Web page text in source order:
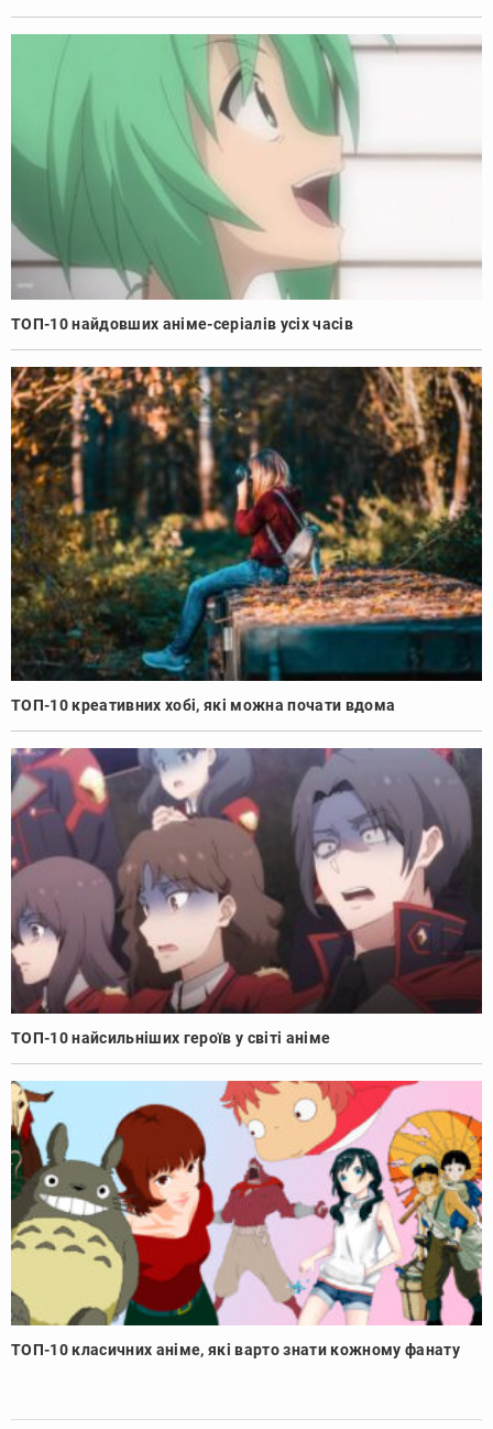
ТОП-10 найдовших аніме-серіалів усіх часів
ТОП-10 креативних хобі, які можна почати вдома
ТОП-10 найсильніших героїв у світі аніме
ТОП-10 класичних аніме, які варто знати кожному фанату